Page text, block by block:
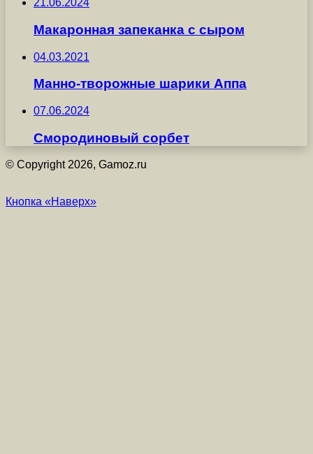
21.06.2024
Макаронная запеканка с сыром
04.03.2021
Манно-творожные шарики Аппа
07.06.2024
Смородиновый сорбет
© Copyright 2026, Gamoz.ru
Кнопка «Наверх»